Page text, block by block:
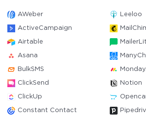
AWeber Leeloo
ActiveCampaign
Airtable
Asana
BulkSMS
ClickSend Notion
ClickUp
Constant Contact